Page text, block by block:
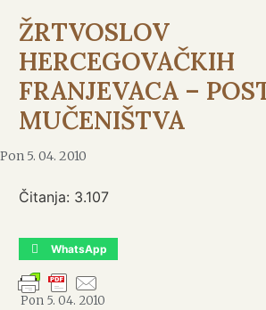
ŽRTVOSLOV
HERCEGOVAČKIH
FRANJEVACA –
MUČENIŠTVA
Pon 5. 04. 2010
Čitanja: 3.107
WhatsApp
Pon 5. 04. 2010